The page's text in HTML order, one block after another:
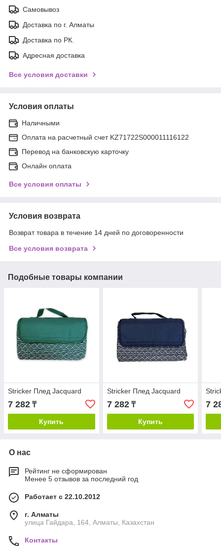
Самовывоз
Доставка по г. Алматы
Доставка по РК.
Адресная доставка
Все условия доставки
Условия оплаты
Наличными
Оплата на расчетный счет KZ71722S000011116122
Перевод на банковскую карточку
Онлайн оплата
Все условия оплаты
Условия возврата
Возврат товара в течение 14 дней по договоренности
Все условия возврата
Подобные товары компании
Stricker Плед Jacquard
7 282 ₸
Купить
Stricker Плед Jacquard
7 282₸
Купить
7
О нас
Рейтинг не сформирован
Менее 5 отзывов за последний год
Работает с 22.10.2012
г. Алматы
улица Гайдара, 164, Алматы, Казахстан
Контакты